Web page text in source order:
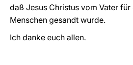
daß Jesus Christus vom Vater
Menschen gesandt wurde.
Ich danke euch allen.